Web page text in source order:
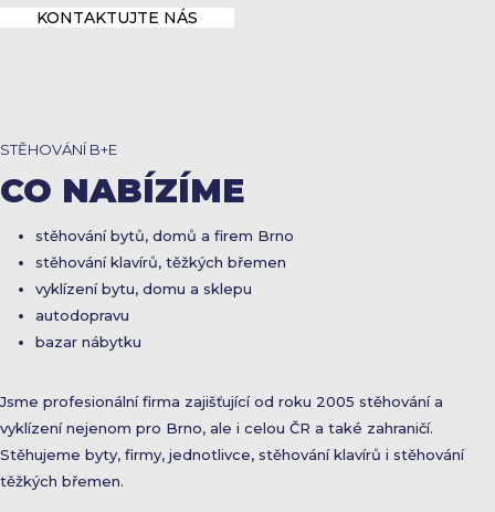
KONTAKTUJTE NÁS
STĚHOVÁNÍ B+E
CO NABÍZÍME
stěhování bytů, domů a firem Brno
stěhování klavírů, těžkých břemen
vyklízení bytu, domu a sklepu
autodopravu
bazar nábytku
Jsme profesionální firma zajišťující od roku 2005 stěhování a
vyklízení nejenom pro Brno, ale i celou ČR a také zahraničí.
Stěhujeme byty, firmy, jednotlivce, stěhování klavírů i stěhování
těžkých břemen.